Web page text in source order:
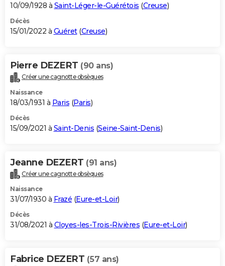
10/09/1928 à Saint-Léger-le-Guérétois (Creuse)
Décès
15/01/2022 à Guéret(Creuse)
Pierre DEZERT (90 ans)
Créer une cagnotte obsèques
Naissance
18/03/1931 à Paris (Paris)
Décès
15/09/2021 à Saint-Denis (Seine-Saint-Denis)
Jeanne DEZERT (91 ans)
Créer une cagnotte obsèques
Naissance
31/07/1930 à Frazé (Eure-et-Loir)
Décès
31/08/2021 à Cloyes-les-Trois-Rivières (Eure-et-Loir)
Fabrice DEZERT (57 ans)